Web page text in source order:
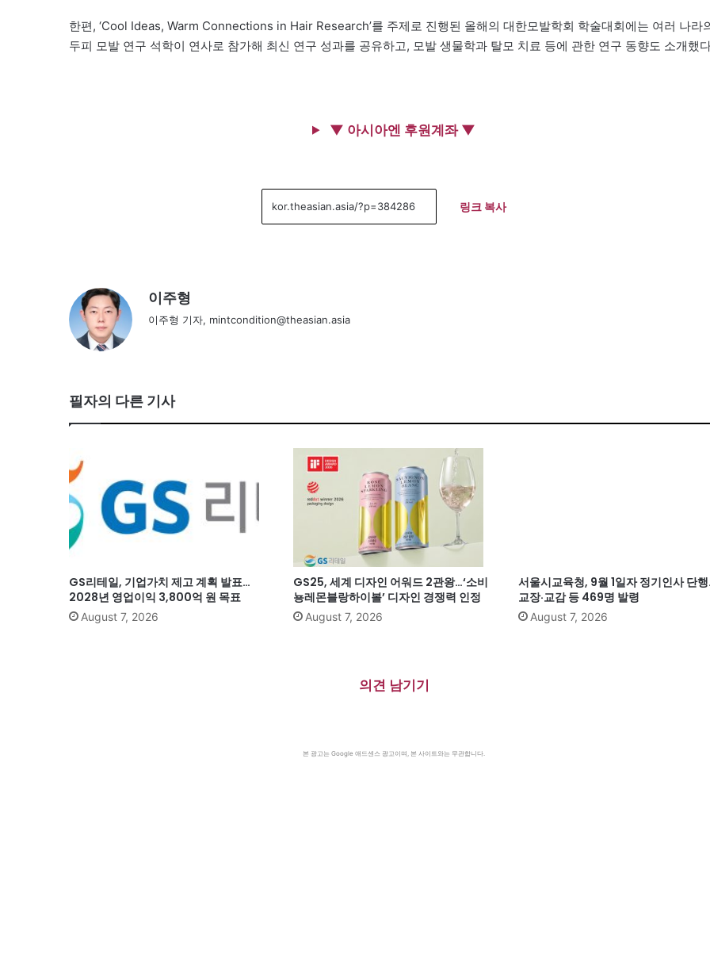
한편, ‘Cool Ideas, Warm Connections in Hair Research’를 주제로 진행된 올해의 대한모발학회 학술대회에는 여러 나라
두피 모발 연구 석학이 연사로 참가해 최신 연구 성과를 공유하고, 모발 생물학과 탈모 치료 등에 관한 연구 동향도 소개했
▼ 아시아엔 후원계좌 ▼
링크 복사
이주형
이주형 기자, mintcondition@theasian.asia
필자의 다른 기사
GS리테일, 기업가치 제고 계획 발표…
2028년 영업이익 3,800억 원 목표
August 7, 2026
GS25, 세계 디자인 어워드 2관왕…‘소비
뇽레몬블랑하이볼’ 디자인 경쟁력 인정
August 7, 2026
서울시교육청, 9월 1일자 정기인사 단
교장·교감 등 469명 발령
August 7, 2026
의견 남기기
본 광고는 Google 애드센스 광고이며, 본 사이트와는 무관합니다.